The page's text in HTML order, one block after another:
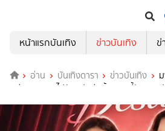
หน้าแรกบันเทิง
ข่าวบันเทิง ข่
อ่าน บันเทิงดารา ข่าวบันเทิง
เตรียมบินตรงไปจัดแฟนมีตติ้ง งานนี้รับรองฟิน!